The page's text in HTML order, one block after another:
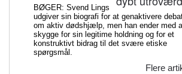
BØGER: Svend Lings
udgiver sin biografi for at genaktivere
om aktiv dødshjælp, men han ender med
skygge for sin legitime holdning og for et
konstruktivt bidrag til det svære etiske
spørgsmål.
Flere